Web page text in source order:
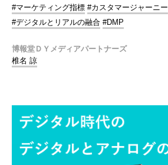
#マーケティング指標 #カスタマージャーニー
#デジタルとリアルの融合 #DMP
博報堂ＤＹメディアパートナーズ
椎名 諒